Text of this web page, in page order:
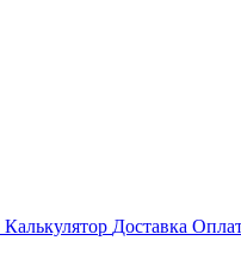
Калькулятор Доставка